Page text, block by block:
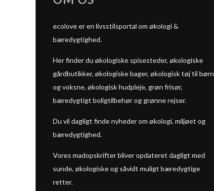
ecolove er en livsstilsportal om økologi &
bæredygtighed.
Her finder du økologiske spisesteder, økologiske
gårdbutikker, økologiske bager, økologisk tøj til børn
og voksne, økologisk hudpleje, grøn frisør,
bæredygtigt boligtilbehør og grønne rejser.
Du vil dagligt finde nyheder om økologi, miljøet og
bæredygtighed.
Vores madopskrifter bliver opdateret dagligt med
sunde, økologiske og såvidt muligt bæredygtige
retter.